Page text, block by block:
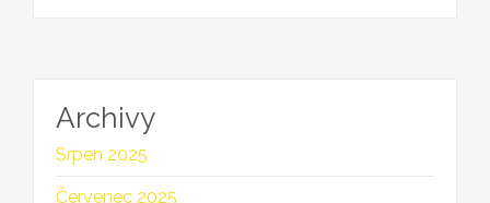
Archivy
Srpen 2025
Červenec 2025